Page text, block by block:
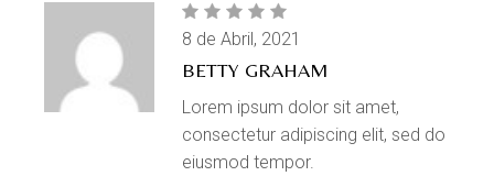
BETTY GRAHAM
8 de Abril, 2021
Lorem ipsum dolor sit amet,
consectetur adipiscing elit, sed do
eiusmod tempor.